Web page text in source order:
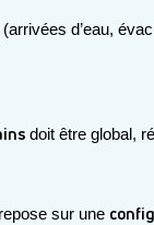
(arrivées d’eau,
doit être global,
sur une